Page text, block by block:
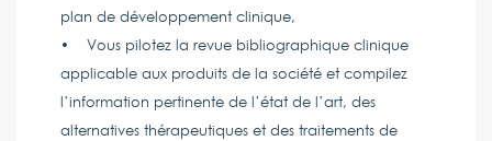
plan de développement clinique,
• Vous pilotez la revue bibliographique clinique
applicable aux produits de la société et compilez
l’information pertinente de l’état de l’art, des
alternatives thérapeutiques et des traitements de